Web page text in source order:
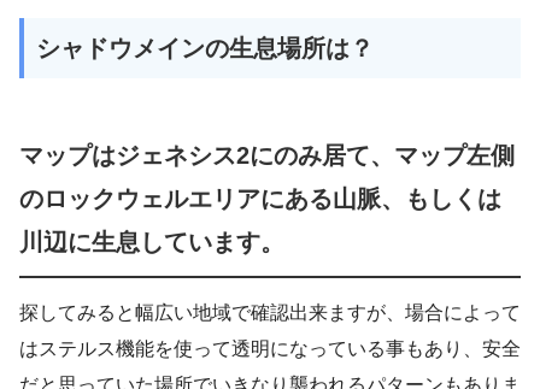
シャドウメインの生息場所は？
マップはジェネシス2にのみ居て、マップ左側
のロックウェルエリアにある山脈、もしくは
川辺に生息しています。
探してみると幅広い地域で確認出来ますが、場合によって
はステルス機能を使って透明になっている事もあり、安全
だと思っていた場所でいきなり襲われるパターンもありま